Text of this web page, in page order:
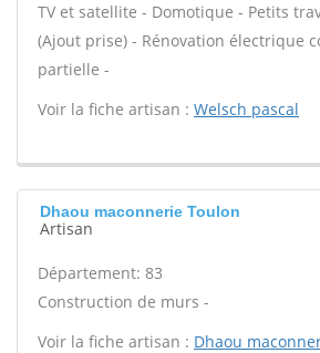
TV et satellite - Domotique - Petits
(Ajout prise) - Rénovation électrique
partielle -
Voir la fiche artisan : Welsch pascal
Dhaou maconnerie Toulon
Artisan
Département: 83
Construction de murs -
Voir la fiche artisan : Dhaou